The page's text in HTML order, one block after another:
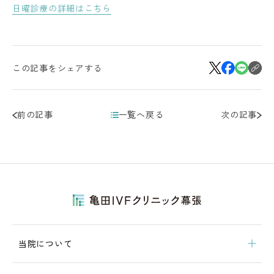
日曜診療の詳細はこちら
この記事をシェアする
前の記事 一覧へ戻る 次の記事
当院について